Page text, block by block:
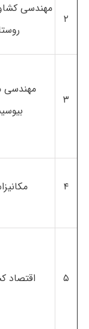
۲
مهندسی
۳
مهندسی
۴
۵ اقتصاد